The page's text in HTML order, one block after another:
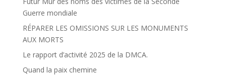
Guerre mondiale
RÉPARER LES OMISSIONS SUR LES MONUMENTS
AUX MORTS
Le rapport d’activité 2025 de la DMCA.
Quand la paix chemine